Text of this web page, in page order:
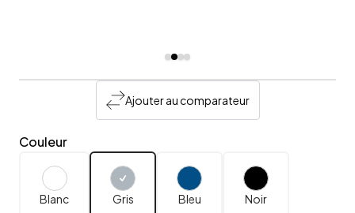
Ajouter au comparateur
Couleur
Blanc Gris Bleu Noir